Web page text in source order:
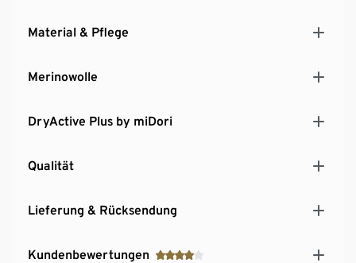
Material & Pflege
Merinowolle
DryActive Plus by miDori
Qualität
Lieferung & Rücksendung
Kundenbewertungen